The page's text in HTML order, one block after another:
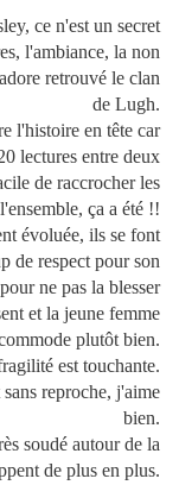
ce n'est un secret
l'ambiance, la non
retrouvé le clan
de Lugh.
l'histoire en tête car
lectures entre deux
de raccrocher les
ça a été !!
évoluée, ils se font
de respect pour son
ne pas la blesser
et la jeune femme
plutôt bien.
est touchante.
reproche, j'aime
bien.
soudé autour de la
de plus en plus.